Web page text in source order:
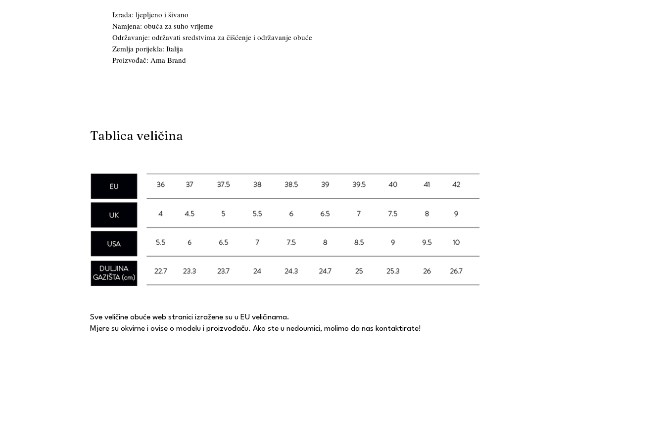
Izrada: ljepljeno i šivano
Namjena: obuća za suho vrijeme
Održavanje: održavati sredstvima za čišćenje i održavanje obuće
Zemlja porijekla: Italija
Proizvođač: Ama Brand
Tablica veličina
Sve veličine obuće web stranici izražene su u EU veličinama.
Mjere su okvirne i ovise o modelu i proizvođaču. Ako ste u nedoumici, molimo da nas kontaktirate!